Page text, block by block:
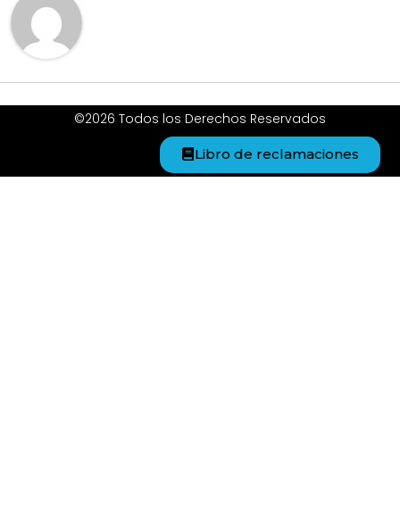
©2026 Todos los Derechos Reservados
Libro de reclamaciones